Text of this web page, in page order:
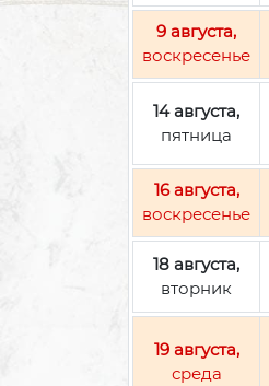
9 августа,
воскресенье
14 августа,
пятница
16 августа,
воскресенье
18 августа,
вторник
19 августа,
среда